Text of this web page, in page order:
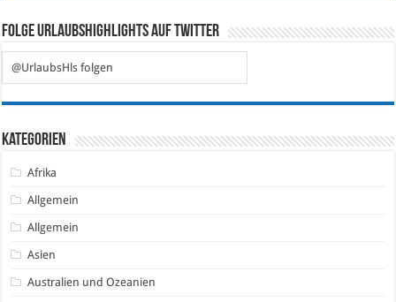
Folge Urlaubshighlights auf Twitter
@UrlaubsHls folgen
Kategorien
Afrika
Allgemein
Allgemein
Asien
Australien und Ozeanien